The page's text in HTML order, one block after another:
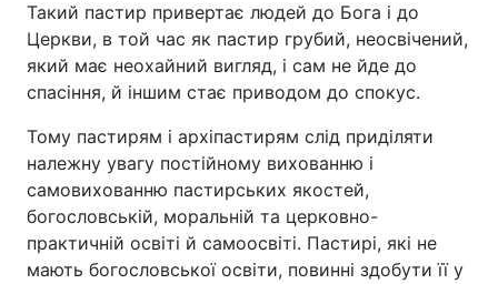
Такий пастир привертає людей до Бога і до
Церкви, в той час як пастир грубий, неосвічений,
який має неохайний вигляд, і сам не йде до
спасіння, й іншим стає приводом до спокус.
Тому пастирям і архіпастирям слід приділяти
належну увагу постійному вихованню і
самовихованню пастирських якостей,
богословській, моральній та церковно-
практичній освіті й самоосвіті. Пастирі, які не
мають богословської освіти, повинні здобути її у